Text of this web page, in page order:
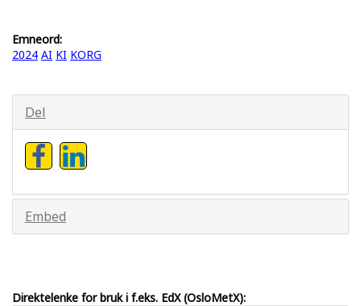
Emneord:
2024 AI KI KORG
Del
Embed
Direktelenke for bruk i f.eks. EdX (OsloMetX):